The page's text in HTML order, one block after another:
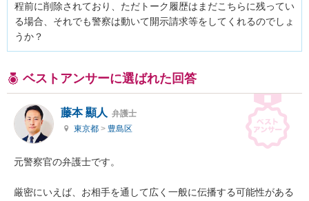
程前に削除されており、ただトーク履歴はまだこちらに残ってい
る場合、それでも警察は動いて開示請求等をしてくれるのでしょ
うか？
ベストアンサーに選ばれた回答
藤本 顯人 弁護士
東京都 > 豊島区
元警察官の弁護士です。
厳密にいえば、お相手を通して広く一般に伝播する可能性がある